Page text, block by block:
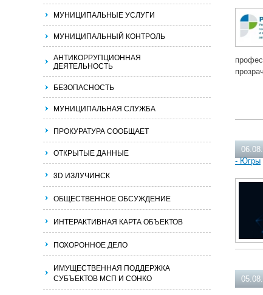
- Югры
МУНИЦИПАЛЬНЫЕ УСЛУГИ
МУНИЦИПАЛЬНЫЙ КОНТРОЛЬ
АНТИКОРРУПЦИОННАЯ
ДЕЯТЕЛЬНОСТЬ
БЕЗОПАСНОСТЬ
МУНИЦИПАЛЬНАЯ СЛУЖБА
ПРОКУРАТУРА СООБЩАЕТ
ОТКРЫТЫЕ ДАННЫЕ
3D ИЗЛУЧИНСК
ОБЩЕСТВЕННОЕ ОБСУЖДЕНИЕ
ИНТЕРАКТИВНАЯ КАРТА ОБЪЕКТОВ
ПОХОРОННОЕ ДЕЛО
ИМУЩЕСТВЕННАЯ ПОДДЕРЖКА
СУБЪЕКТОВ МСП И СОНКО